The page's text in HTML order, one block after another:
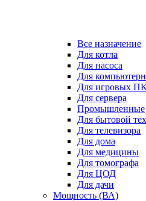
Все назначение
Для котла
Для насоса
Для
Для игровых
Для сервера
Промышленные
Для бытовой
Для телевизора
Для дома
Для медицины
Для томографа
Для ЦОД
Для дачи
Мощность (ВА)